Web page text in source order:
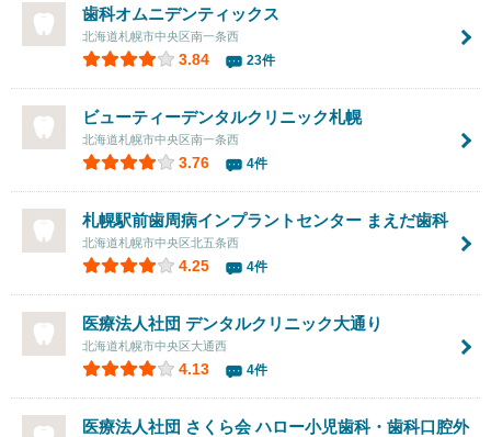
歯科オムニデンティックス
北海道札幌市中央区南一条西
3.84 23件
ビューティーデンタルクリニック札幌
北海道札幌市中央区南一条西
3.76 4件
札幌駅前歯周病インプラントセンター まえだ歯科
北海道札幌市中央区北五条西
4.25 4件
医療法人社団 デンタルクリニック大通り
北海道札幌市中央区大通西
4.13 4件
医療法人社団 さくら会ハロー小児歯科・歯科口腔外